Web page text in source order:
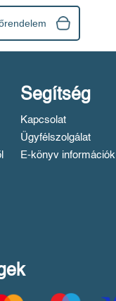
Segítség
Kapcsolat
Ügyfélszolgálat
E-könyv információk